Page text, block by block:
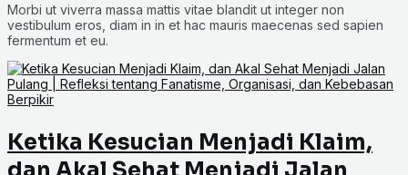
Morbi ut viverra massa mattis vitae blandit ut integer non
vestibulum eros, diam in in et hac mauris maecenas sed sapien
fermentum et eu.
Ketika Kesucian Menjadi Klaim,